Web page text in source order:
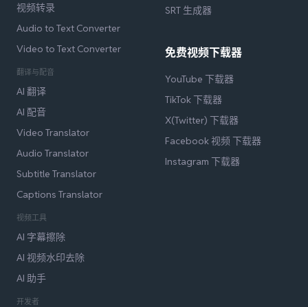
视频转录
Audio to Text Converter
Video to Text Converter
翻译与配音
AI 翻译
AI 配音
Video Translator
Audio Translator
Subtitle Translator
Captions Translator
视频工具
AI 字幕擦除
AI 视频水印去除
AI 助手
开发者
SRT 生成器
免费视频下载器
YouTube 下载器
TikTok 下载器
X(Twitter) 下载器
Facebook 视频 下载器
Instagram 下载器